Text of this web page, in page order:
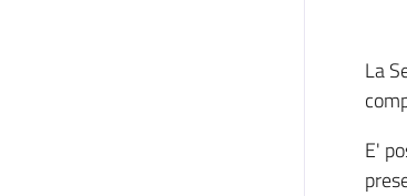
La
E'